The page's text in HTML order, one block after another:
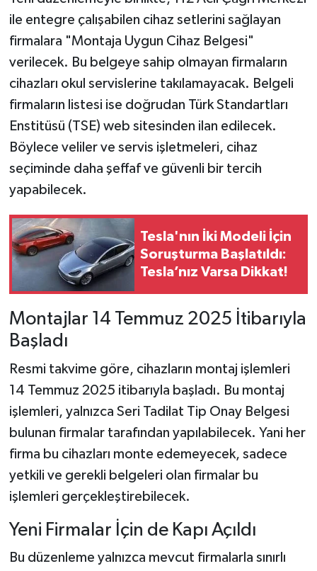
ile entegre çalışabilen cihaz setlerini sağlayan
firmalara "Montaja Uygun Cihaz Belgesi"
verilecek. Bu belgeye sahip olmayan firmaların
cihazları okul servislerine takılamayacak. Belgeli
firmaların listesi ise doğrudan Türk Standartları
Enstitüsü (TSE) web sitesinden ilan edilecek.
Böylece veliler ve servis işletmeleri, cihaz
seçiminde daha şeffaf ve güvenli bir tercih
yapabilecek.
Tesla'nın İki Modeli İçin
Soruşturma Başlatıldı:
Tesla’nız Varsa Dikkat!
Montajlar 14 Temmuz 2025 İtibarıyla
Başladı
Resmi takvime göre, cihazların montaj işlemleri
14 Temmuz 2025 itibarıyla başladı. Bu montaj
işlemleri, yalnızca Seri Tadilat Tip Onay Belgesi
bulunan firmalar tarafından yapılabilecek. Yani her
firma bu cihazları monte edemeyecek, sadece
yetkili ve gerekli belgeleri olan firmalar bu
işlemleri gerçekleştirebilecek.
Yeni Firmalar İçin de Kapı Açıldı
Bu düzenleme yalnızca mevcut firmalarla sınırlı